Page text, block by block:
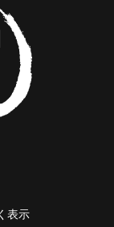
表示